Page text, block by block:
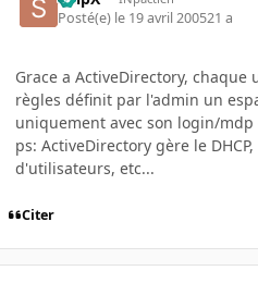
Posté(e) le 19 avril 200521 a
Grace a ActiveDirectory,
règles définit par l'admin un
uniquement avec son login/mdp
ps: ActiveDirectory gère le
d'utilisateurs, etc...
Citer